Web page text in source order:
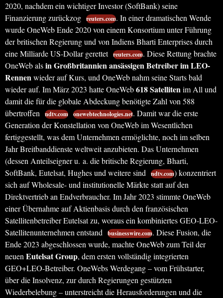
2020, nachdem ein wichtiger Investor (SoftBank) seine
Finanzierung zurückzog reuters.com. In einer dramatischen Wende
wurde OneWeb Ende 2020 von einem Konsortium unter Führung
der britischen Regierung und von Indiens Bharti Enterprises durch
eine Milliarde US-Dollar gerettet reuters.com. Diese Rettung brachte
OneWeb alsin Großbritannien ansässigen Betreiber im LEO-
Rennenwieder auf Kurs, und OneWeb nahm seine Starts bald
wieder auf. Im März 2023 hatte OneWeb618 Satellitenim All und
damit die für die globale Abdeckung benötigte Zahl von 588
übertroffen ndtv.com onewebtechnologies.net. Damit war die erste
Generation der Konstellation von OneWeb im Wesentlichen
fertiggestellt, was dem Unternehmen ermöglichte, noch im selben
Jahr Breitbanddienste weltweit anzubieten. Das Unternehmen
(dessen Anteilseigner u. a. die britische Regierung, Bharti,
SoftBank, Eutelsat, Hughes und weitere sind ndtv.com) konzentriert
sich auf Wholesale- und institutionelle Märkte statt auf den
Direktvertrieb an Endverbraucher. Im Jahr 2023 stimmte OneWeb
einer Übernahme auf Aktienbasis durch den französischen
Satellitenbetreiber Eutelsat zu, woraus ein kombiniertes GEO-LEO-
Satellitenunternehmen entstand businesswire.com. Diese Fusion, die
Ende 2023 abgeschlossen wurde, machte OneWeb zum Teil der
neuenEutelsat Group, dem ersten vollständig integrierten
GEO+LEO-Betreiber. OneWebs Werdegang – vom Frühstarter,
über die Insolvenz, zur durch Regierungen gestützten
Wiederbelebung – unterstreicht die Herausforderungen und die